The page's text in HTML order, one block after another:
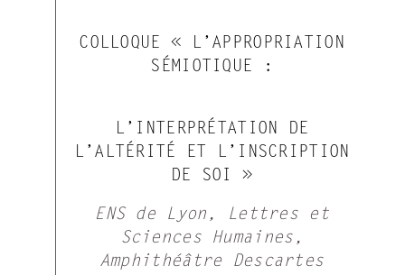
COLLOQUE « L’APPROPRIATION
SÉMIOTIQUE :
L’INTERPRÉTATION DE
L’ALTÉRITÉ ET L’INSCRIPTION
DE SOI »
ENS de Lyon, Lettres et
Sciences Humaines,
Amphithéâtre Descartes